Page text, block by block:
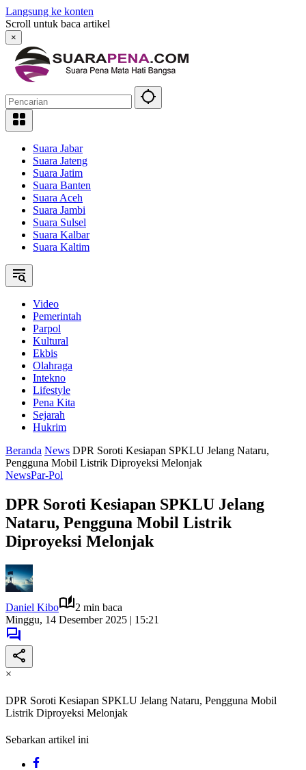
Langsung ke konten
Scroll untuk baca artikel
×
Suara Jabar
Suara Jateng
Suara Jatim
Suara Banten
Suara Aceh
Suara Jambi
Suara Sulsel
Suara Kalbar
Suara Kaltim
Video
Pemerintah
Parpol
Kultural
Ekbis
Olahraga
Intekno
Lifestyle
Pena Kita
Sejarah
Hukrim
Beranda News DPR Soroti Kesiapan SPKLU Jelang Nataru,
Pengguna Mobil Listrik Diproyeksi Melonjak
NewsPar-Pol
DPR Soroti Kesiapan SPKLU Jelang
Nataru, Pengguna Mobil Listrik
Diproyeksi Melonjak
Daniel Kibo
2 min baca
Minggu, 14 Desember 2025 | 15:21
×
DPR Soroti Kesiapan SPKLU Jelang Nataru, Pengguna Mobil
Listrik Diproyeksi Melonjak
Sebarkan artikel ini